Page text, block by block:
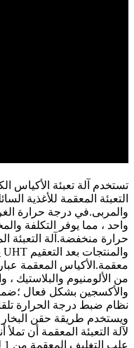
تستخدم آلة تعبئة الأكياس
التعبئة المعقمة للأغذية
والمربى.في درجة حرارة
واحد ، مما يوفر التكلفة
حرارة منخفضة.آلة التعبئة
معقمة.الأكياس المعقمة
من الألومنيوم والبلاستيك
والأكسجين بشكل فعال
نظام ضبط درجة الحرارة
ويستخدم طريقة حقن البخار
لآلة التعبئة المعقمة أن
علب التغليف المعقمة من 1 لتر إلى 1300 لتر.